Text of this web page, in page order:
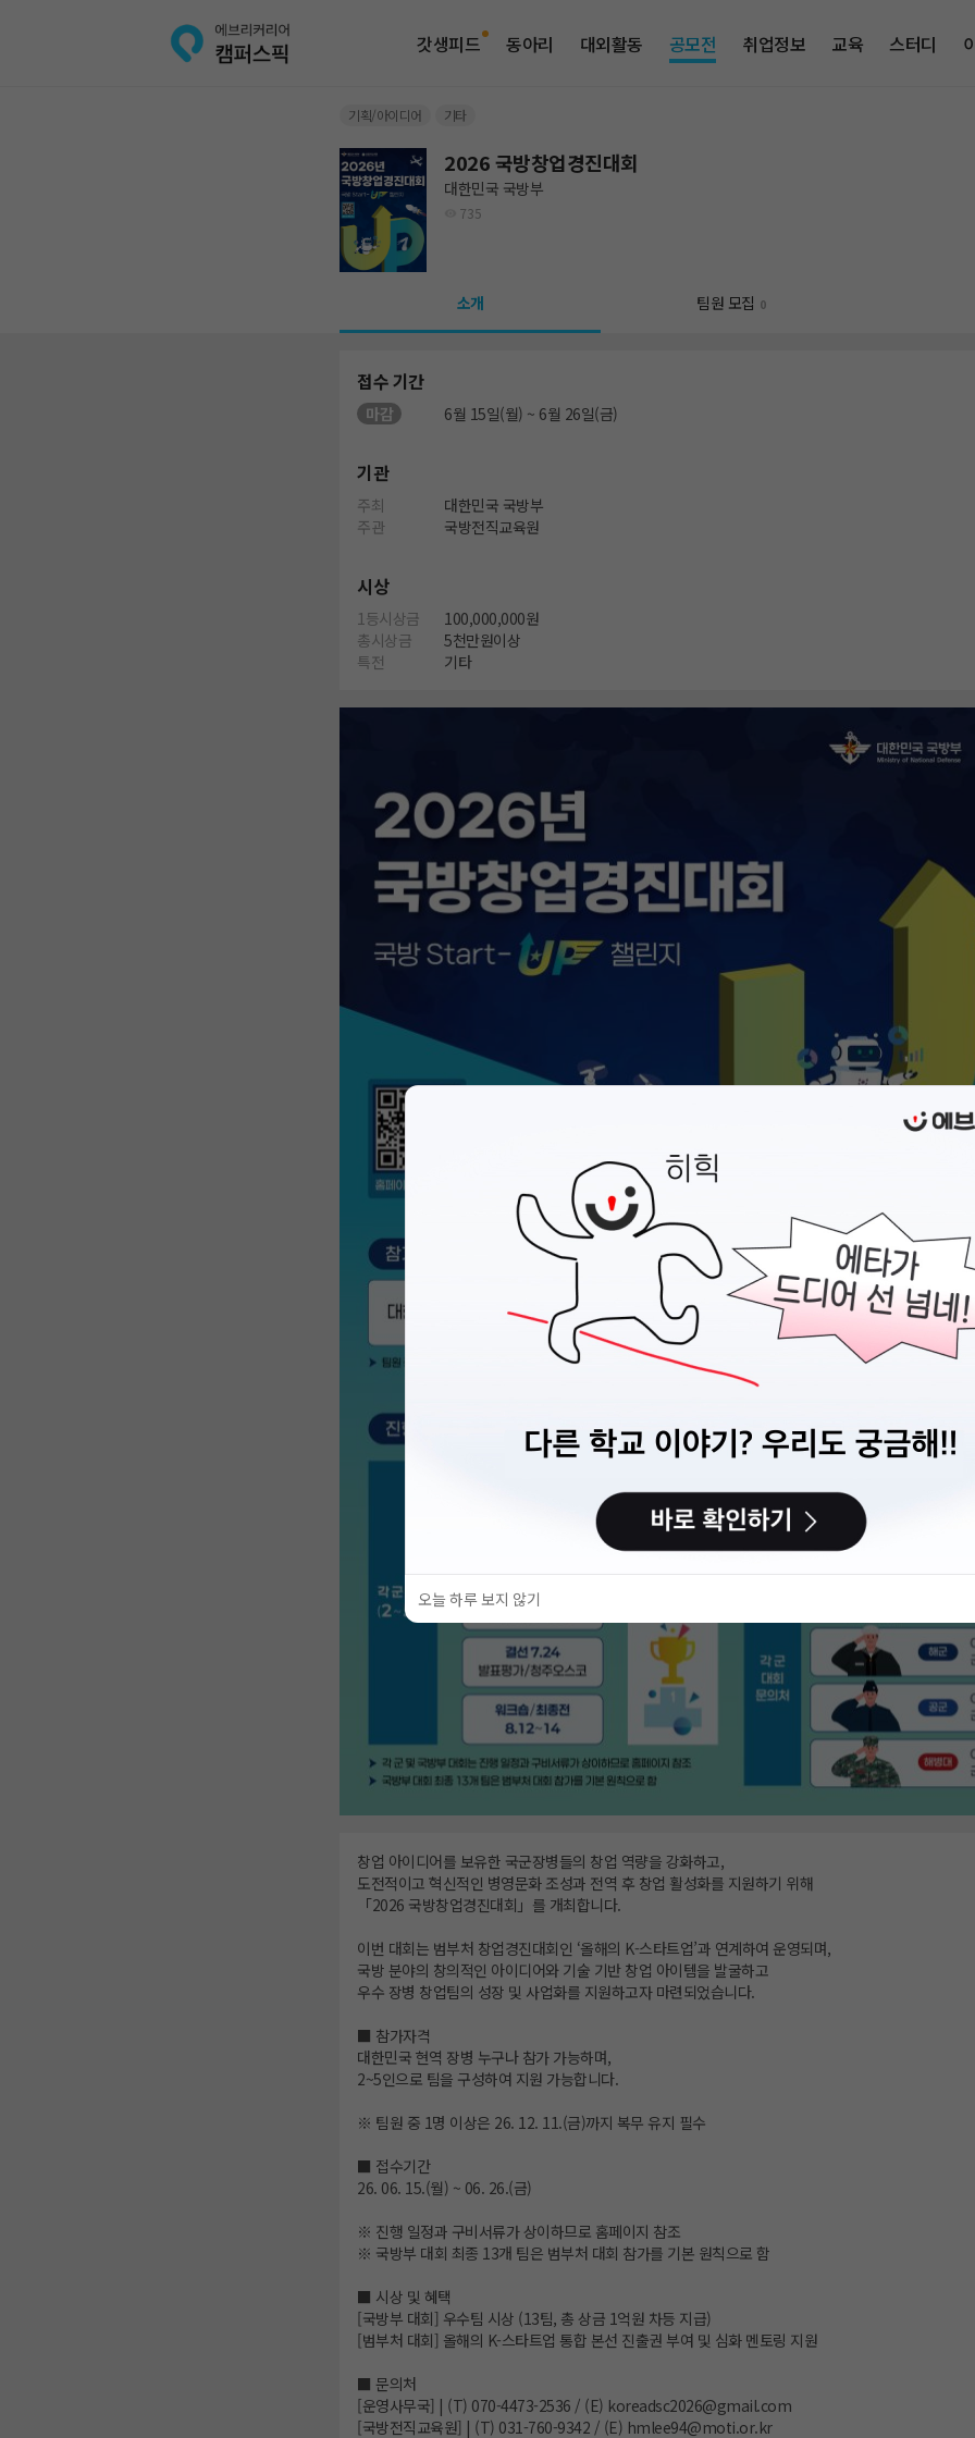
갓생피드 동아리 대외활동 공모전 취업정보 교육 스터디
기획/아이디어 기타
2026 국방창업경진대회
대한민국 국방부
735
소개 팀원 모집 0
접수 기간
마감 6월 15일(월) ~ 6월 26일(금)
기관
주최
대한민국 국방부
주관
국방전직교육원
시상
1등시상금
100,000,000원
총시상금
5천만원이상
특전
기타
창업 아이디어를 보유한 국군장병들의 창업 역량을 강화하고,
도전적이고 혁신적인 병영문화 조성과 전역 후 창업 활성화를 지원하기 위해
「2026 국방창업경진대회」를 개최합니다.
이번 대회는 범부처 창업경진대회인 ‘올해의 K-스타트업’과 연계하여 운영되며,
국방 분야의 창의적인 아이디어와 기술 기반 창업 아이템을 발굴하고
우수 장병 창업팀의 성장 및 사업화를 지원하고자 마련되었습니다.
■ 참가자격
대한민국 현역 장병 누구나 참가 가능하며,
2~5인으로 팀을 구성하여 지원 가능합니다.
※ 팀원 중 1명 이상은 26. 12. 11.(금)까지 복무 유지 필수
■ 접수기간
26. 06. 15.(월) ~ 06. 26.(금)
※ 진행 일정과 구비서류가 상이하므로 홈페이지 참조
※ 국방부 대회 최종 13개 팀은 범부처 대회 참가를 기본 원칙으로 함
■ 시상 및 혜택
[국방부 대회] 우수팀 시상 (13팀, 총 상금 1억원 차등 지급)
[범부처 대회] 올해의 K-스타트업 통합 본선 진출권 부여 및 심화 멘토링 지원
■ 문의처
[운영사무국] | (T) 070-4473-2536 / (E) koreadsc2026@gmail.com
[국방전직교육원] | (T) 031-760-9342 / (E) hmlee94@moti.or.kr
오늘 하루 보지 않기